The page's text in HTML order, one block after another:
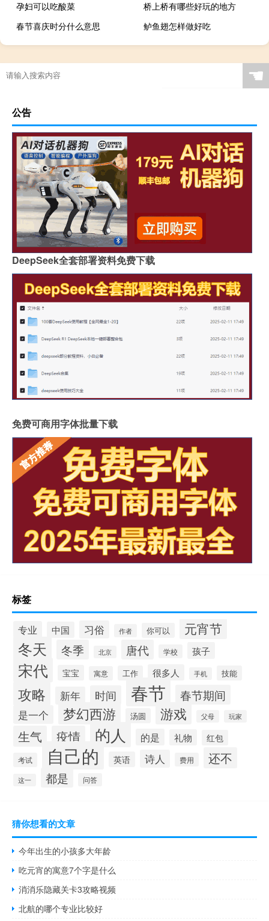
孕妇可以吃酸菜
桥上桥有哪些好玩的地方
春节喜庆时分什么意思
鲈鱼翅怎样做好吃
☚
公告
DeepSeek全套部署资料免费下载
免费可商用字体批量下载
标签
专业 中国 习俗 作者 你可以 元宵节
冬天 冬季 北京 唐代 学校 孩子
宋代 宝宝 寓意 工作 很多人 手机 技能
攻略 新年 时间 春节 春节期间
是一个 梦幻西游 汤圆 游戏 父母 玩家
生气 疫情 的人 的是 礼物 红包
考试 自己的 英语 诗人 费用 还不
这一 都是 问答
猜你想看的文章
今年出生的小孩多大年龄
吃元宵的寓意7个字是什么
消消乐隐藏关卡3攻略视频
北航的哪个专业比较好